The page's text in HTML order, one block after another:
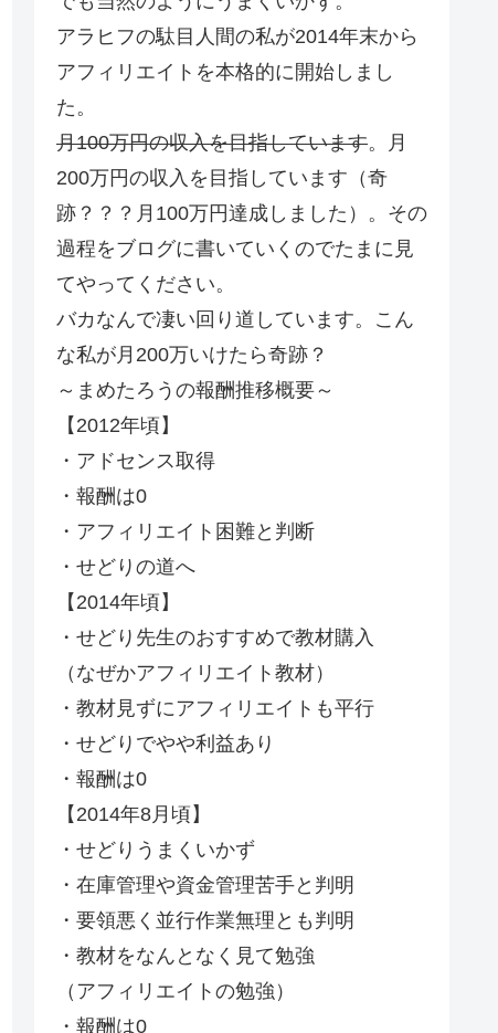
アラヒフの駄目人間の私が2014年末から
アフィリエイトを本格的に開始しまし
た。
月100万円の収入を目指しています。月
200万円の収入を目指しています（奇
跡？？？月100万円達成しました）。その
過程をブログに書いていくのでたまに見
てやってください。
バカなんで凄い回り道しています。こん
な私が月200万いけたら奇跡？
～まめたろうの報酬推移概要～
【2012年頃】
・アドセンス取得
・報酬は0
・アフィリエイト困難と判断
・せどりの道へ
【2014年頃】
・せどり先生のおすすめで教材購入
（なぜかアフィリエイト教材）
・教材見ずにアフィリエイトも平行
・せどりでやや利益あり
・報酬は0
【2014年8月頃】
・せどりうまくいかず
・在庫管理や資金管理苦手と判明
・要領悪く並行作業無理とも判明
・教材をなんとなく見て勉強
（アフィリエイトの勉強）
・報酬は0